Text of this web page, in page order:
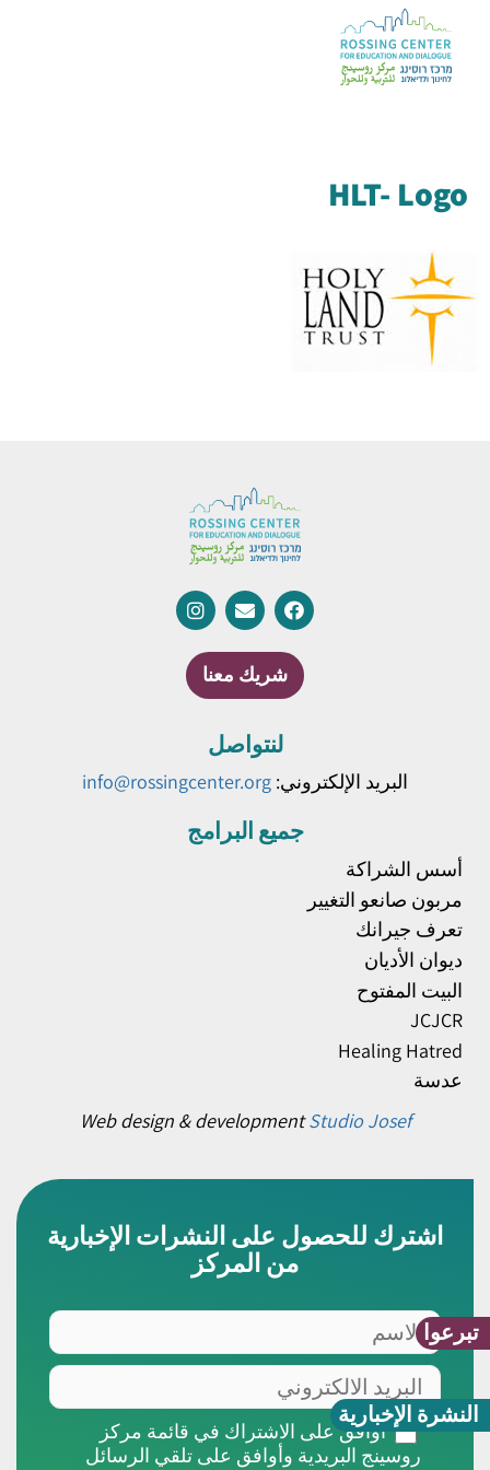
HLT- Logo
تبرعوا
النشرة الإخبارية
شريك معنا
لنتواصل
البريد الإلكتروني: info@rossingcenter.org
جميع البرامج
أسس الشراكة
مربون صانعو التغيير
تعرف جيرانك
ديوان الأديان
البيت المفتوح
JCJCR
Healing Hatred
عدسة
Web design & developmentStudio Josef
اشترك للحصول على النشرات الإخبارية
من المركز
الاسم
البريد
الالكتروني
أوافق
على
أوافق على الاشتراك في قائمة مركز
روسينج البريدية وأوافق على تلقي الرسائل